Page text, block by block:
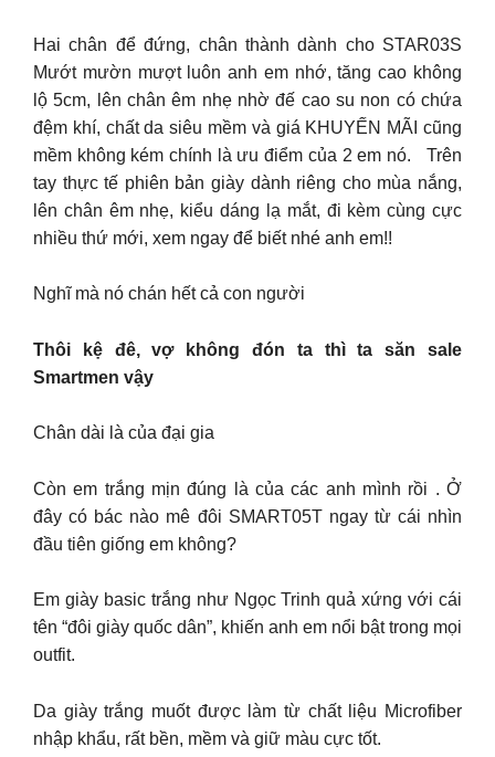
Hai chân để đứng, chân thành dành cho STAR03S
Mướt mườn mượt luôn anh em nhớ, tăng cao không
lộ 5cm, lên chân êm nhẹ nhờ đế cao su non có chứa
đệm khí, chất da siêu mềm và giá KHUYẾN MÃI cũng
mềm không kém chính là ưu điểm của 2 em nó. Trên
tay thực tế phiên bản giày dành riêng cho mùa nắng,
lên chân êm nhẹ, kiểu dáng lạ mắt, đi kèm cùng cực
nhiều thứ mới, xem ngay để biết nhé anh em!!
Nghĩ mà nó chán hết cả con người
Thôi kệ đê, vợ không đón ta thì ta săn sale
Smartmen vậy
Chân dài là của đại gia
Còn em trắng mịn đúng là của các anh mình rồi . Ở
đây có bác nào mê đôi SMART05T ngay từ cái nhìn
đầu tiên giống em không?
Em giày basic trắng như Ngọc Trinh quả xứng với cái
tên “đôi giày quốc dân”, khiến anh em nổi bật trong mọi
outfit.
Da giày trắng muốt được làm từ chất liệu Microfiber
nhập khẩu, rất bền, mềm và giữ màu cực tốt.